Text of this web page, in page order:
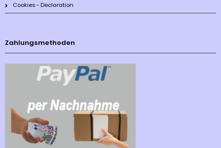
Cookies - Declaration
Zahlungsmethoden